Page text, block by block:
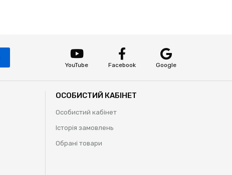
YouTube
Facebook Google
ОСОБИСТИЙ КАБІНЕТ
Особистий кабінет
Історія замовлень
Обрані товари